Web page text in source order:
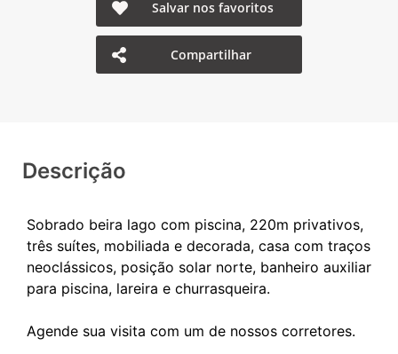
Salvar nos favoritos
Compartilhar
Descrição
Sobrado beira lago com piscina, 220m privativos,
três suítes, mobiliada e decorada, casa com traços
neoclássicos, posição solar norte, banheiro auxiliar
para piscina, lareira e churrasqueira.